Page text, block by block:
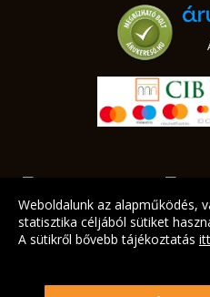
Weboldalunk az alapműködés,
statisztika céljából sütiket
A sütikről bővebb tájékoztatás itt